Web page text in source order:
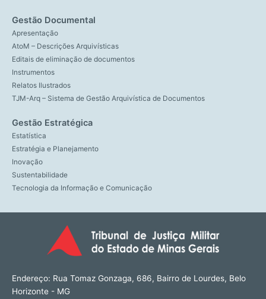
Gestão Documental
Apresentação
AtoM – Descrições Arquivísticas
Editais de eliminação de documentos
Instrumentos
Relatos Ilustrados
TJM-Arq – Sistema de Gestão Arquivística de Documentos
Gestão Estratégica
Estatística
Estratégia e Planejamento
Inovação
Sustentabilidade
Tecnologia da Informação e Comunicação
Endereço: Rua Tomaz Gonzaga, 686, Bairro de Lourdes, Belo
Horizonte - MG